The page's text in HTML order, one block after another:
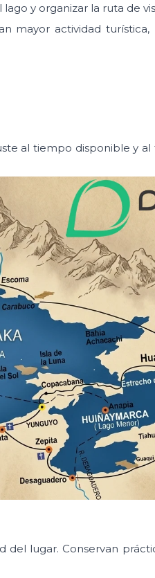
y organizar la ruta de
mayor actividad
al tiempo disponible y
lugar. Conservan